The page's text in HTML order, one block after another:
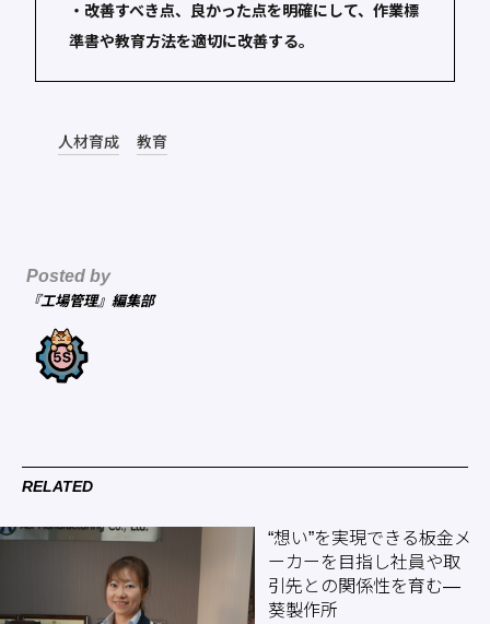
・改善すべき点、良かった点を明確にして、作業標
準書や教育方法を適切に改善する。
人材育成 教育
Posted by
『工場管理』編集部
RELATED
“想い”を実現できる板金メ
ーカーを目指し社員や取
引先との関係性を育む―
葵製作所